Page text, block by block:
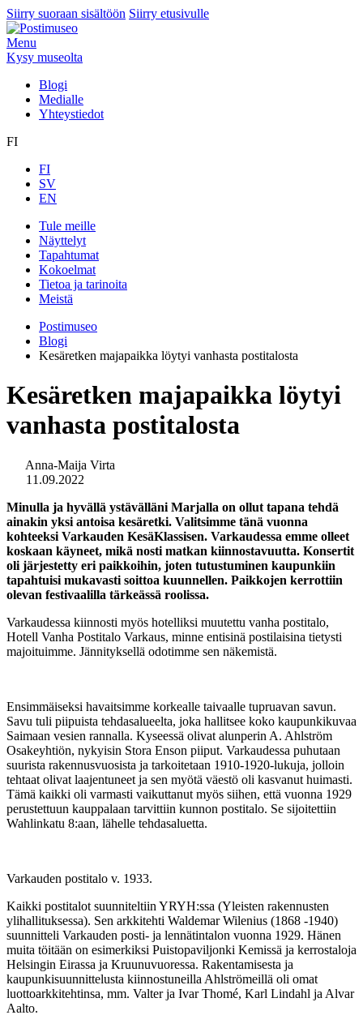
Siirry suoraan sisältöön Siirry etusivulle
Menu
Kysy museolta
Blogi
Medialle
Yhteystiedot
FI
FI
SV
EN
Tule meille
Näyttelyt
Tapahtumat
Kokoelmat
Tietoa ja tarinoita
Meistä
Postimuseo
Blogi
Kesäretken majapaikka löytyi vanhasta postitalosta
Kesäretken majapaikka löytyi
vanhasta postitalosta
Anna-Maija Virta
11.09.2022
Minulla ja hyvällä ystävälläni Marjalla on ollut tapana tehdä
ainakin yksi antoisa kesäretki. Valitsimme tänä vuonna
kohteeksi Varkauden KesäKlassisen. Varkaudessa emme olleet
koskaan käyneet, mikä nosti matkan kiinnostavuutta. Konsertit
oli järjestetty eri paikkoihin, joten tutustuminen kaupunkiin
tapahtuisi mukavasti soittoa kuunnellen. Paikkojen kerrottiin
olevan festivaalilla tärkeässä roolissa.
Varkaudessa kiinnosti myös hotelliksi muutettu vanha postitalo,
Hotell Vanha Postitalo Varkaus, minne entisinä postilaisina tietysti
majoituimme. Jännityksellä odotimme sen näkemistä.
Ensimmäiseksi havaitsimme korkealle taivaalle tupruavan savun.
Savu tuli piipuista tehdasalueelta, joka hallitsee koko kaupunkikuvaa
Saimaan vesien rannalla. Kyseessä olivat alunperin A. Ahlström
Osakeyhtiön, nykyisin Stora Enson piiput. Varkaudessa puhutaan
suurista rakennusvuosista ja tarkoitetaan 1910-1920-lukuja, jolloin
tehtaat olivat laajentuneet ja sen myötä väestö oli kasvanut huimasti.
Tämä kaikki oli varmasti vaikuttanut myös siihen, että vuonna 1929
perustettuun kauppalaan tarvittiin kunnon postitalo. Se sijoitettiin
Wahlinkatu 8:aan, lähelle tehdasaluetta.
Varkauden postitalo v. 1933.
Kaikki postitalot suunniteltiin YRYH:ssa (Yleisten rakennusten
ylihallituksessa). Sen arkkitehti Waldemar Wilenius (1868 -1940)
suunnitteli Varkauden posti- ja lennätintalon vuonna 1929. Hänen
muita töitään on esimerkiksi Puistopaviljonki Kemissä ja kerrostaloja
Helsingin Eirassa ja Kruunuvuoressa. Rakentamisesta ja
kaupunkisuunnittelusta kiinnostuneilla Ahlströmeillä oli omat
luottoarkkitehtinsa, mm. Valter ja Ivar Thomé, Karl Lindahl ja Alvar
Aalto.